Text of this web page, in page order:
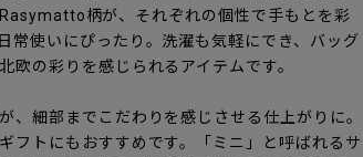
柄が、それぞれの個性で手もとを彩
常使いにぴったり。洗濯も気軽にでき、バッグ
欧の彩りを感じられるアイテムです。
、細部までこだわりを感じさせる仕上がりに。
フトにもおすすめです。「ミニ」と呼ばれるサ